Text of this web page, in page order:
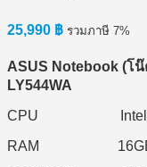
25,990 ฿ รวมภาษี 7%
ASUS Notebook (โน๊
LY544WA
CPU Intel®
RAM 16GB